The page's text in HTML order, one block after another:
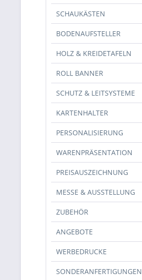
SCHAUKÄSTEN
BODENAUFSTELLER
HOLZ & KREIDETAFELN
ROLL BANNER
SCHUTZ & LEITSYSTEME
KARTENHALTER
PERSONALISIERUNG
WARENPRÄSENTATION
PREISAUSZEICHNUNG
MESSE & AUSSTELLUNG
ZUBEHÖR
ANGEBOTE
WERBEDRUCKE
SONDERANFERTIGUNGEN